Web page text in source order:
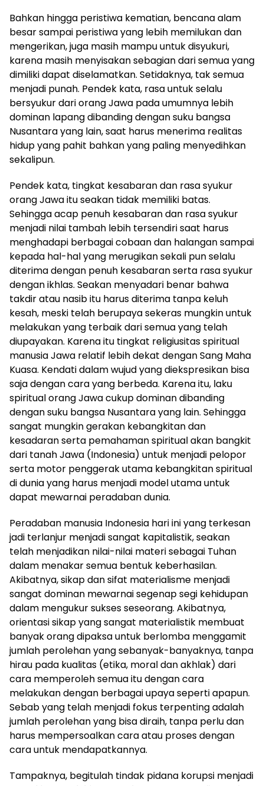
Bahkan hingga peristiwa kematian, bencana alam
besar sampai peristiwa yang lebih memilukan dan
mengerikan, juga masih mampu untuk disyukuri,
karena masih menyisakan sebagian dari semua yang
dimiliki dapat diselamatkan. Setidaknya, tak semua
menjadi punah. Pendek kata, rasa untuk selalu
bersyukur dari orang Jawa pada umumnya lebih
dominan lapang dibanding dengan suku bangsa
Nusantara yang lain, saat harus menerima realitas
hidup yang pahit bahkan yang paling menyedihkan
sekalipun.
Pendek kata, tingkat kesabaran dan rasa syukur
orang Jawa itu seakan tidak memiliki batas.
Sehingga acap penuh kesabaran dan rasa syukur
menjadi nilai tambah lebih tersendiri saat harus
menghadapi berbagai cobaan dan halangan sampai
kepada hal-hal yang merugikan sekali pun selalu
diterima dengan penuh kesabaran serta rasa syukur
dengan ikhlas. Seakan menyadari benar bahwa
takdir atau nasib itu harus diterima tanpa keluh
kesah, meski telah berupaya sekeras mungkin untuk
melakukan yang terbaik dari semua yang telah
diupayakan. Karena itu tingkat religiusitas spiritual
manusia Jawa relatif lebih dekat dengan Sang Maha
Kuasa. Kendati dalam wujud yang diekspresikan bisa
saja dengan cara yang berbeda. Karena itu, laku
spiritual orang Jawa cukup dominan dibanding
dengan suku bangsa Nusantara yang lain. Sehingga
sangat mungkin gerakan kebangkitan dan
kesadaran serta pemahaman spiritual akan bangkit
dari tanah Jawa (Indonesia) untuk menjadi pelopor
serta motor penggerak utama kebangkitan spiritual
di dunia yang harus menjadi model utama untuk
dapat mewarnai peradaban dunia.
Peradaban manusia Indonesia hari ini yang terkesan
jadi terlanjur menjadi sangat kapitalistik, seakan
telah menjadikan nilai-nilai materi sebagai Tuhan
dalam menakar semua bentuk keberhasilan.
Akibatnya, sikap dan sifat materialisme menjadi
sangat dominan mewarnai segenap segi kehidupan
dalam mengukur sukses seseorang. Akibatnya,
orientasi sikap yang sangat materialistik membuat
banyak orang dipaksa untuk berlomba menggamit
jumlah perolehan yang sebanyak-banyaknya, tanpa
hirau pada kualitas (etika, moral dan akhlak) dari
cara memperoleh semua itu dengan cara
melakukan dengan berbagai upaya seperti apapun.
Sebab yang telah menjadi fokus terpenting adalah
jumlah perolehan yang bisa diraih, tanpa perlu dan
harus mempersoalkan cara atau proses dengan
cara untuk mendapatkannya.
Tampaknya, begitulah tindak pidana korupsi menjadi